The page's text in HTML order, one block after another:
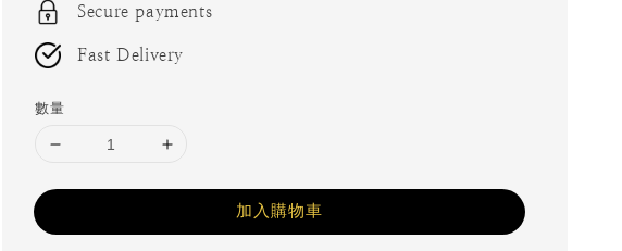
Secure payments
Fast Delivery
數量
加入購物車